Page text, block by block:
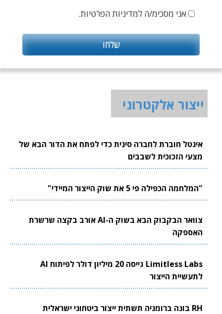
אני מסכימ/ה למדיניות הפרטיות.
ייצור אלקטרוני
אינטל חוברת לחברה סינית כדי לפתח את הדור הבא של
מצעי הזכוכית לשבבים
"המלחמה הכפילה פי 5 את שוק הייצור המיידי"
צוואר הבקבוק הבא בשוק ה-AI אורב בקצה שרשרת
האספקה
Limitless Labs גייסה 20 מיליון דולר לפיתוח AI
לתעשיית הייצור
RH בונה ברומניה תשתית ייצור ביטחוני ישראלית